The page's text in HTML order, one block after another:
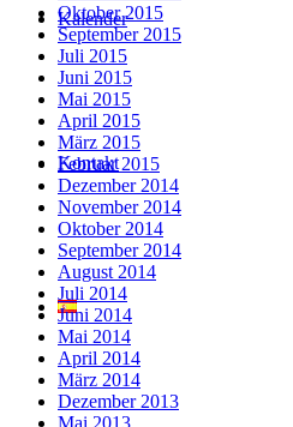
Kalender
Kontakt
Oktober 2015
September 2015
Juli 2015
Juni 2015
Mai 2015
April 2015
März 2015
Februar 2015
Dezember 2014
November 2014
Oktober 2014
September 2014
August 2014
Juli 2014
Juni 2014
Mai 2014
April 2014
März 2014
Dezember 2013
Mai 2013